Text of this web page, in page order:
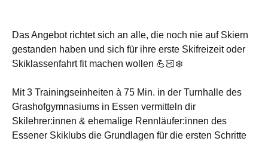
Das Angebot richtet sich an alle, die noch nie auf Skiern
gestanden haben und sich für ihre erste Skifreizeit oder
Skiklassenfahrt fit machen wollen 💪🏻❄️
Mit 3 Trainingseinheiten à 75 Min. in der Turnhalle des
Grashofgymnasiums in Essen vermitteln dir
Skilehrer:innen & ehemalige Rennläufer:innen des
Essener Skiklubs die Grundlagen für die ersten Schritte